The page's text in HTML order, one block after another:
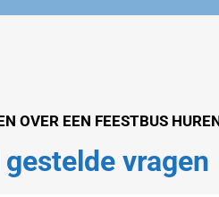
OVER EEN FEESTBUS
gestelde vragen